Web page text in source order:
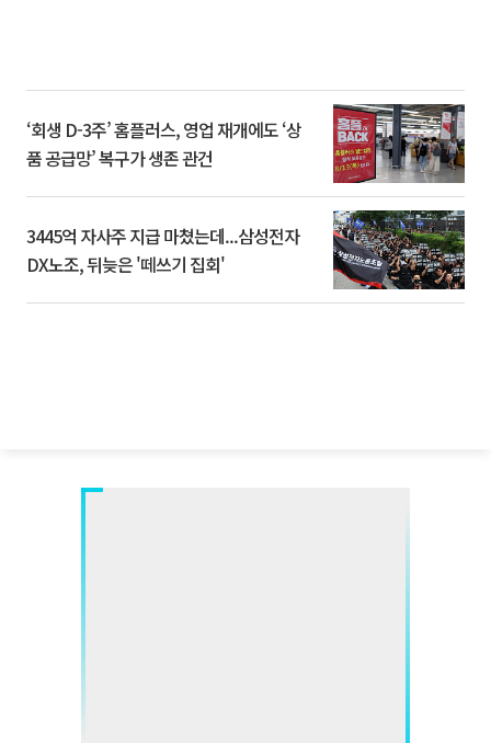
‘회생 D-3주’ 홈플러스, 영업 재개에도 ‘상
품 공급망’ 복구가 생존 관건
3445억 자사주 지급 마쳤는데...삼성전자
DX노조, 뒤늦은 '떼쓰기 집회'